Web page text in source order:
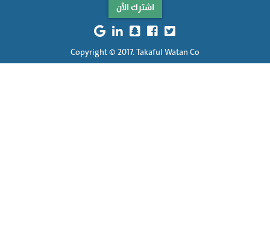
اشترك الآن
Copyright © 2017. Takaful Watan Co